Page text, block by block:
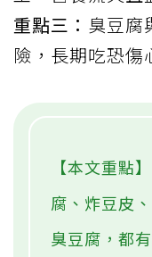
重點三： 臭豆腐
險，長期吃恐傷
【本文重點
腐、炸豆皮
臭豆腐，都